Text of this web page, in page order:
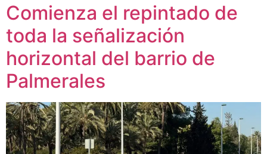
Comienza el repintado de
toda la señalización
horizontal del barrio de
Palmerales